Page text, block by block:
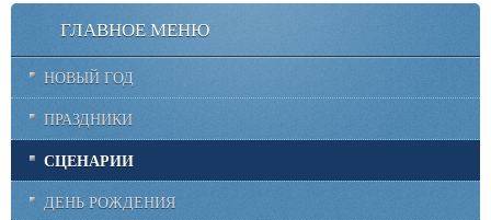
ГЛАВНОЕ МЕНЮ
НОВЫЙ ГОД
ПРАЗДНИКИ
СЦЕНАРИИ
ДЕНЬ РОЖДЕНИЯ